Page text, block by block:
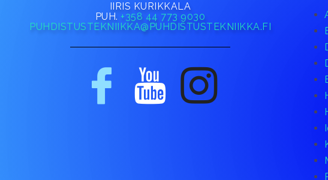
IIRIS KURIKKALA
PUH. +358 44 773 9030
PUHDISTUSTEKNIIKKA@PUHDISTUSTEKNIIKKA.FI